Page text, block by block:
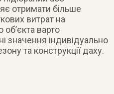
отримати більше
витрат на
варто
значення індивідуально
та конструкції даху.